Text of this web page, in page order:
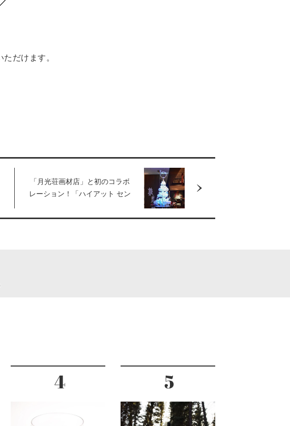
だけます。
「月光荘画材店」と初のコラボ
レーション！「ハイアット セン
な“友を呼ぶクリスマスツリ